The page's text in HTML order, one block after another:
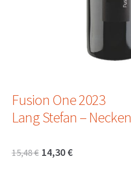
Fusion One 2023
Lang Stefan –
15,48€ Ursprünglicher
14,30 €Aktueller